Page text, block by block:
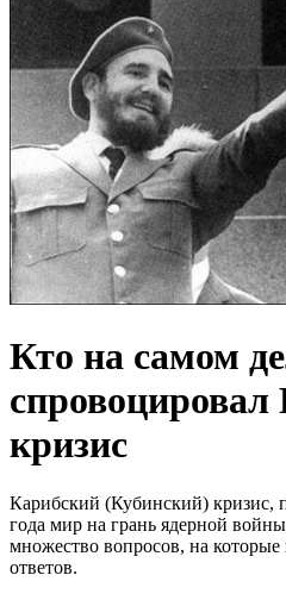
Кто на самом
кризис
Карибский (Кубинский) кризис,
года мир на грань ядерной
множество вопросов, на
ответов.